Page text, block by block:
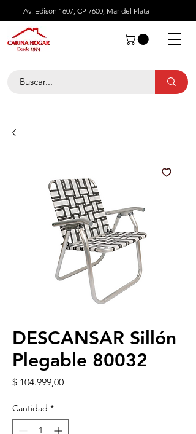
Av. Edison 1607, CP 7600, Mar del Plata
DESCANSAR Sillón
Plegable 80032
$ 104.999,00Precio
Cantidad *